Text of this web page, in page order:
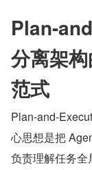
Plan-
分离架
范式
Plan-and-
心思想是把
负责理解任务全